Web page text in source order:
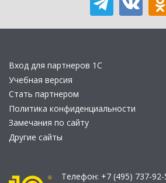
Вход для партнеров 1С
Учебная версия
Стать партнером
Политика конфиденциальности
Замечания по сайту
Другие сайты
Телефон: +7 (495) 737-